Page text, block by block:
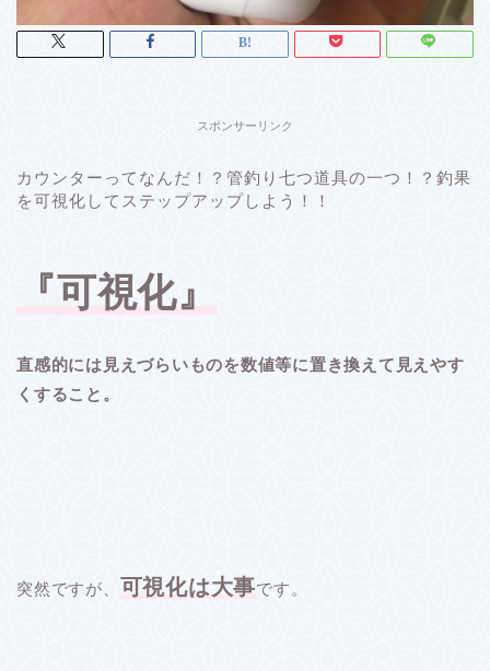
スポンサーリンク
カウンターってなんだ！？管釣り七つ道具の一つ！？釣果
を可視化してステップアップしよう！！
『可視化』
直感的には見えづらいものを数値等に置き換えて見えやす
くすること。
突然ですが、 可視化は大事です。